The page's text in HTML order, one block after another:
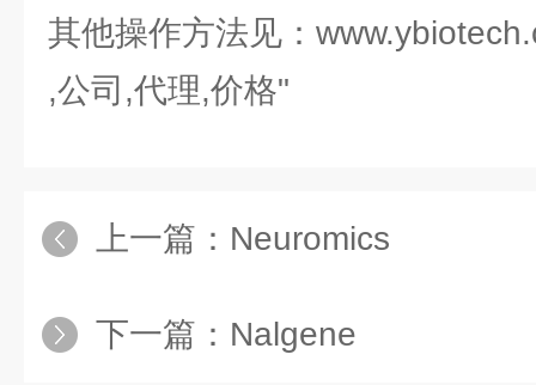
其他操作方法见：
,公司,代理,价格"
上一篇： Neuromics
下一篇： Nalgene